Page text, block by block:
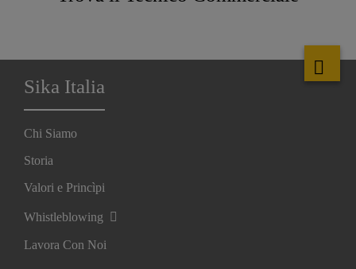
Sika Italia
Chi Siamo
Storia
Valori e Princìpi
Whistleblowing
Lavora Con Noi